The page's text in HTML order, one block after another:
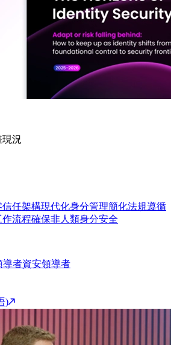
況
信任架構現代化身分管理簡化法規遵循
作流程確保非人類身分安全
導者資安領導者
)